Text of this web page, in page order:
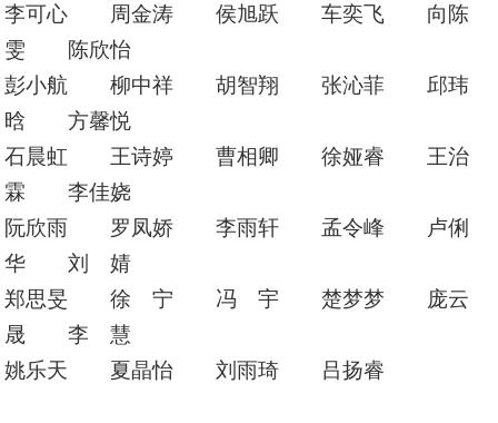
李可心 周金涛 侯旭跃 车奕飞 向陈
雯 陈欣怡
彭小航 柳中祥 胡智翔 张沁菲 邱玮
晗 方馨悦
石晨虹 王诗婷 曹相卿 徐娅睿 王治
霖 李佳娆
阮欣雨 罗凤娇 李雨轩 孟令峰 卢俐
华 刘 婧
郑思旻 徐 宁 冯 宇 楚梦梦 庞云
晟 李 慧
姚乐天 夏晶怡 刘雨琦 吕扬睿